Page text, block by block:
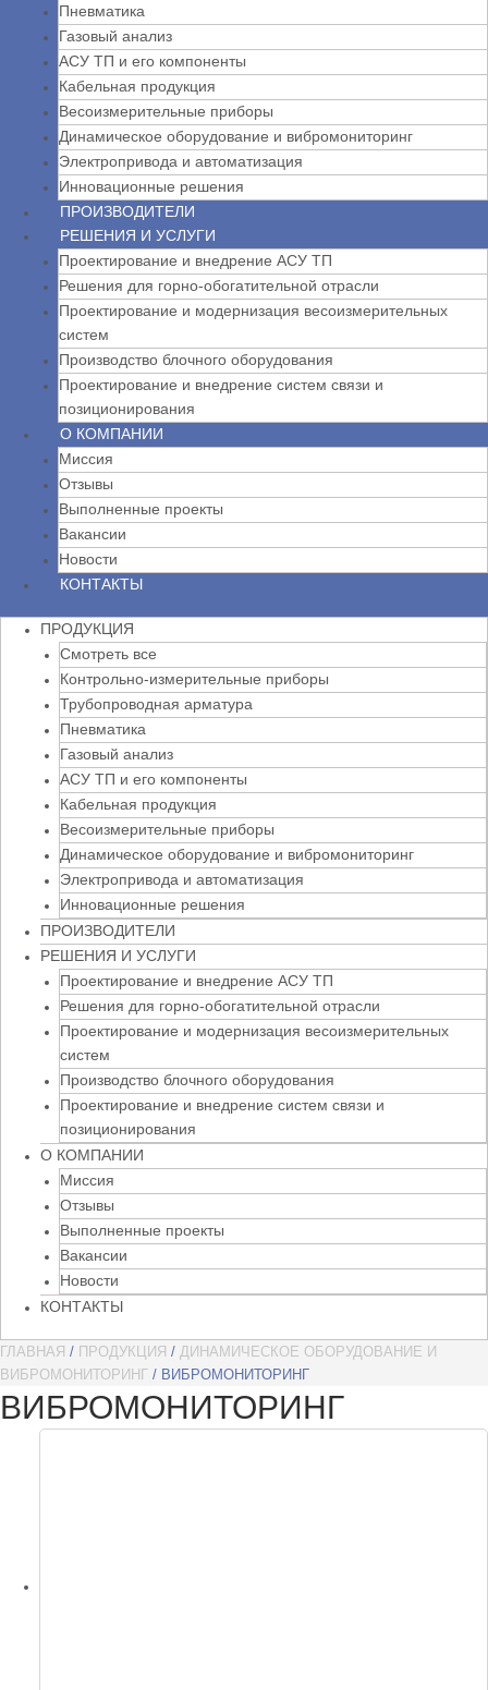
Пневматика
Газовый анализ
АСУ ТП и его компоненты
Кабельная продукция
Весоизмерительные приборы
Динамическое оборудование и вибромониторинг
Электропривода и автоматизация
Инновационные решения
ПРОИЗВОДИТЕЛИ
РЕШЕНИЯ И УСЛУГИ
Проектирование и внедрение АСУ ТП
Решения для горно-обогатительной отрасли
Проектирование и модернизация весоизмерительных
систем
Производство блочного оборудования
Проектирование и внедрение систем связи и
позиционирования
О КОМПАНИИ
Миссия
Отзывы
Выполненные проекты
Вакансии
Новости
КОНТАКТЫ
ПРОДУКЦИЯ
Смотреть все
Контрольно-измерительные приборы
Трубопроводная арматура
Пневматика
Газовый анализ
АСУ ТП и его компоненты
Кабельная продукция
Весоизмерительные приборы
Динамическое оборудование и вибромониторинг
Электропривода и автоматизация
Инновационные решения
ПРОИЗВОДИТЕЛИ
РЕШЕНИЯ И УСЛУГИ
Проектирование и внедрение АСУ ТП
Решения для горно-обогатительной отрасли
Проектирование и модернизация весоизмерительных
систем
Производство блочного оборудования
Проектирование и внедрение систем связи и
позиционирования
О КОМПАНИИ
Миссия
Отзывы
Выполненные проекты
Вакансии
Новости
КОНТАКТЫ
ГЛАВНАЯ / ПРОДУКЦИЯ / ДИНАМИЧЕСКОЕ ОБОРУДОВАНИЕ И
ВИБРОМОНИТОРИНГ / ВИБРОМОНИТОРИНГ
ВИБРОМОНИТОРИНГ